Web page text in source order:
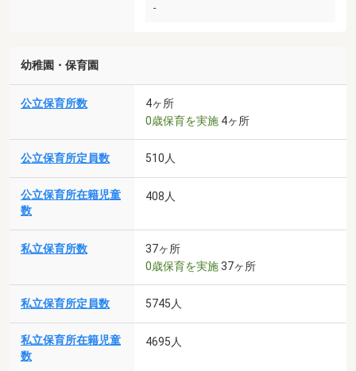
-
幼稚園・保育園
公立保育所数
4ヶ所
0歳保育を実施 4ヶ所
公立保育所定員数 510人
公立保育所在籍児童
数
408人
私立保育所数
37ヶ所
0歳保育を実施37ヶ所
私立保育所定員数 5745人
私立保育所在籍児童
数
4695人